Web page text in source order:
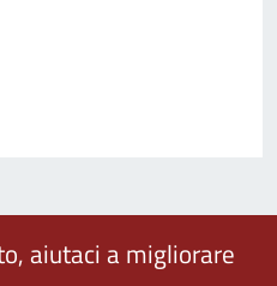
aiutaci a migliorare